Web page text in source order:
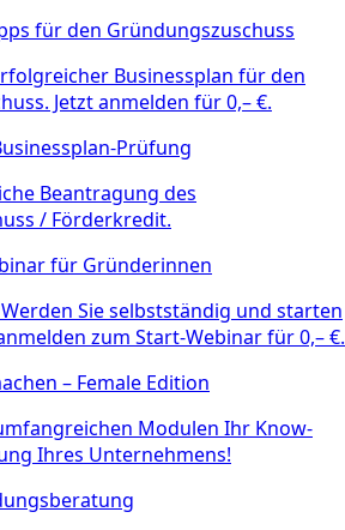
für den Gründungszuschuss
Businessplan für den
Jetzt anmelden für 0,– €.
Prüfung
Beantragung des
/ Förderkredit.
für Gründerinnen
Sie selbstständig und starten
zum Start-Webinar für 0,– €.
– Female Edition
Modulen Ihr Know-
Ihres Unternehmens!